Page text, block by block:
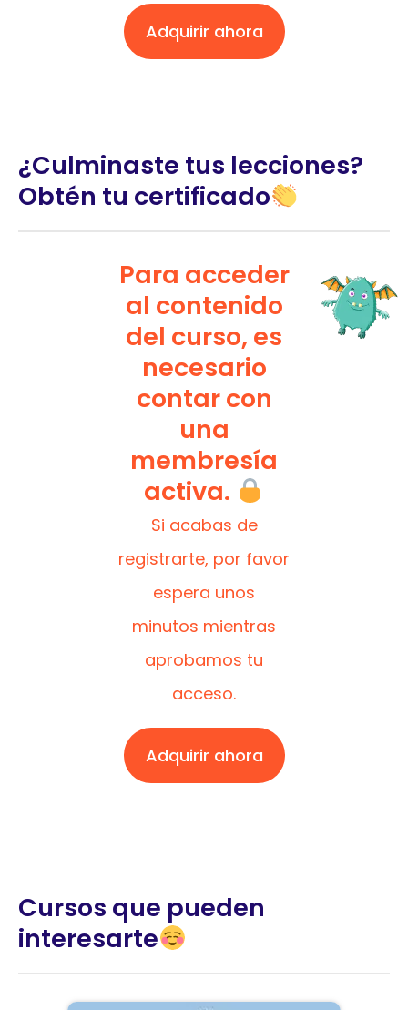
Adquirir ahora
¿Culminaste tus lecciones?
Obtén tu certificado
Para acceder
al contenido
del curso, es
necesario
contar con
una
membresía
activa.
Si acabas de
registrarte, por favor
espera unos
minutos mientras
aprobamos tu
acceso.
Adquirir ahora
Cursos que pueden
interesarte